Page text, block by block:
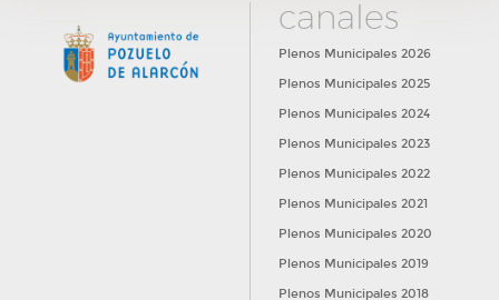
canales
Plenos Municipales 2026
Plenos Municipales 2025
Plenos Municipales 2024
Plenos Municipales 2023
Plenos Municipales 2022
Plenos Municipales 2021
Plenos Municipales 2020
Plenos Municipales 2019
Plenos Municipales 2018